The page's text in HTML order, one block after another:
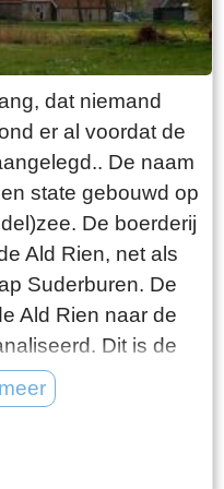
Frans Julius
van de
De
ramen,
18e eeuwse
ramen in goede
zegt vermoedelijk
van
de westzijde
Daarin hangt de
door
een van de
de late
dat niemand
er al voordat de
De naam
state gebouwd op
De boerderij
Ald Rien, net als
Suderburen. De
Ald Rien naar de
Dit is de
die hierop uit
de boerderij. Bij